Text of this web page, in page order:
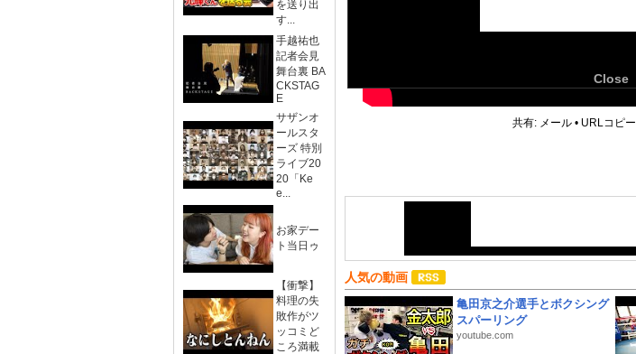
を送り出
す...
手越祐也
記者会見
舞台裏 BA
CKSTAG
E
サザンオ
ールスタ
ーズ 特別
ライブ20
20「Ke
e...
お家デー
ト当日ゥ
【衝撃】
料理の失
敗作がツ
ッコミど
ころ満載
Close
共有: メール • URLコピー
人気の動画
亀田京之介選手とボクシング
スパーリング
youtube.com